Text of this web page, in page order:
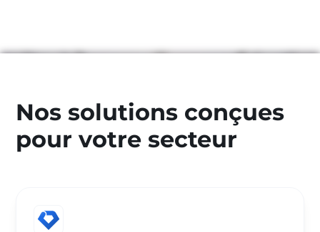
Nos solutions conçues
pour votre secteur